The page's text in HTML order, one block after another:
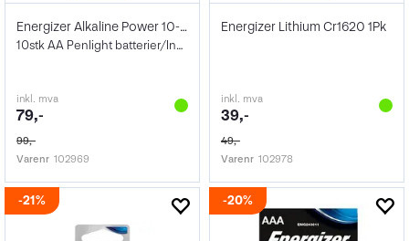
Energizer Alkaline Power 10-pack AA/LR6
10stk AA Penlight batterier/Industripk.
inkl. mva
79,-
99,-
Varenr 102969
Energizer Lithium Cr1620 1Pk
inkl. mva
39,-
49,-
Varenr 102978
21% 20%